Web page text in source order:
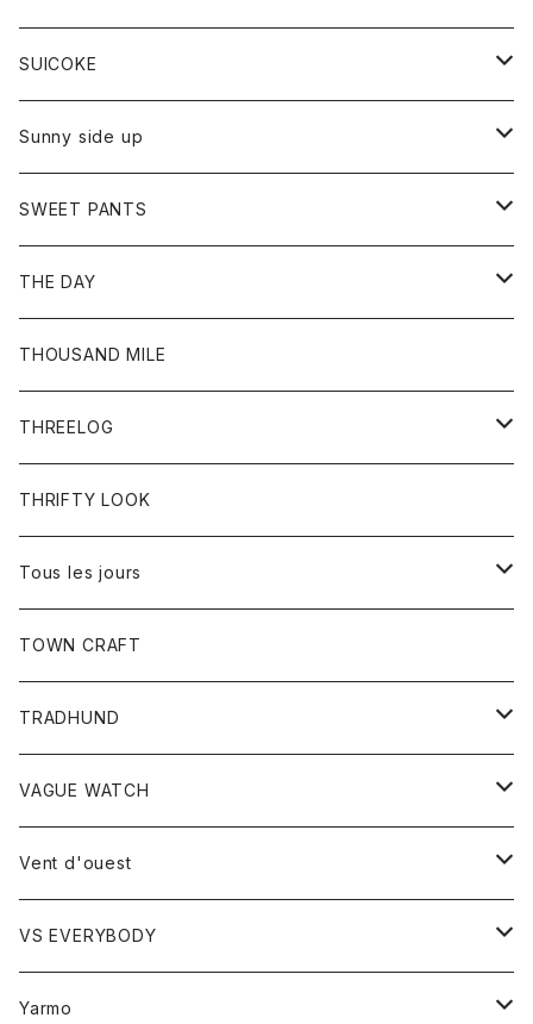
パンツ
カットソー
カーディガン
ワンピース
コート
パンツ
オーバーオール
バッグ
アクセサリー
ブレスレット
リング
SUICOKE
ブーツ
サンダル
Sunny side up
アウター
Ｇジャン
ボトム
ジーンズ
SWEET PANTS
ボトム
ショートパンツ
THE DAY
トップス
Tシャツ
THOUSAND MILE
THREELOG
トップス
Tシャツ
THRIFTY LOOK
Tous les jours
トップス
レディース
カットソー
TOWN CRAFT
TRADHUND
セーター
ベスト
VAGUE WATCH
時計
Vent d'ouest
ボトム
スカート
トップス
VS EVERYBODY
トップス
Yarmo